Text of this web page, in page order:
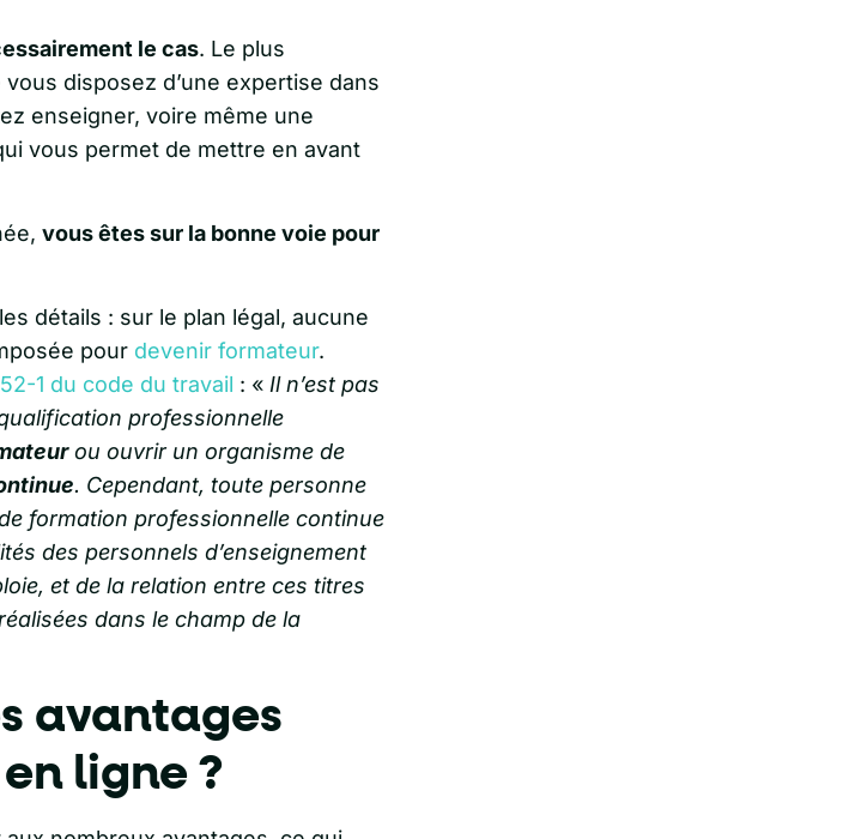
le cas. Le plus
disposez d’une expertise dans
enseigner, voire même une
vous permet de mettre en avant
vous êtes sur la bonne voie pour
détails : sur le plan légal, aucune
pour devenir formateur.
1 du code du travail : « Il n’est pas
professionnelle
ou ouvrir un organisme de
. Cependant, toute personne
formation professionnelle continue
des personnels d’enseignement
et de la relation entre ces titres
dans le champ de la
avantages
ligne ?